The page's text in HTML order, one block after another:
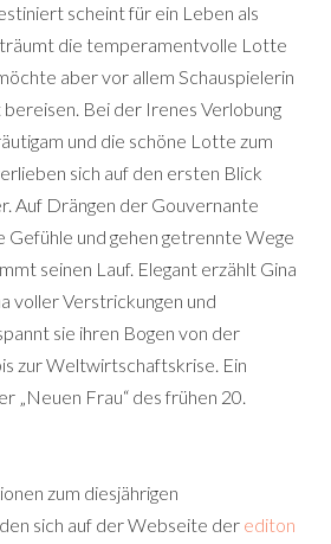
scheint für ein Leben als
die temperamentvolle Lotte
aber vor allem Schauspielerin
Bei der Irenes Verlobung
und die schöne Lotte zum
sich auf den ersten Blick
Auf Drängen der Gouvernante
Gefühle und gehen getrennte Wege
seinen Lauf. Elegant erzählt Gina
voller Verstrickungen und
sie ihren Bogen von der
zur Weltwirtschaftskrise. Ein
„Neuen Frau“ des frühen 20.
zum diesjährigen
sich auf der Webseite der editon